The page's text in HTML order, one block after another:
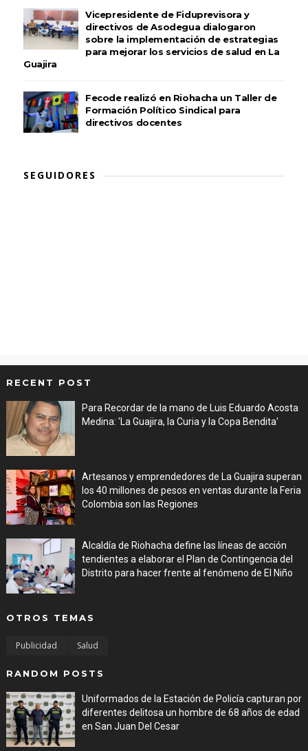
Vicepresidente de Fiduprevisora y
directivos de Asodegua dialogaron
sobre la implementación de estrategias
para mejorar los servicios de salud en La
Guajira
Fecode realizó en Riohacha un Taller de
Formación Político Sindical para
directivos docentes
SEGUIDORES
RECENT POST
Para Recordar de la mano de Luis Eduardo Acosta
Medina: 'La Guajira, la Curia y la Copa Bendita'
Artesanos y emprendedores de La Guajira superan
los 40 millones de pesos en ventas durante la Feria
Colombia son las Regiones
Alcaldía de Riohacha define las líneas de acción
tendientes a elaborar el Plan de Contingencia del
Distrito para hacer frente al fenómeno de El Niño
OTROS TEMAS
Publicidad Salud
RANDOM POSTS
Uniformados de la Estación de Policía capturan por
diferentes delitosa un hombre de 68 años de edad
en San Juan Del Cesar